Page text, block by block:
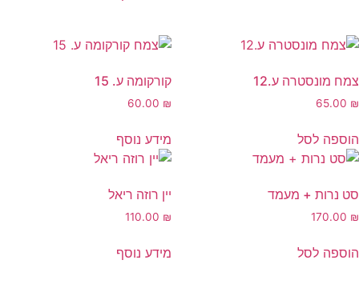
צמח מונסטרה ע.12
65.00 ₪
הוספה לסל
קורקומה ע. 15
60.00 ₪
מידע נוסף
סט נרות + מעמד
170.00 ₪
הוספה לסל
יין רוזה ריאל
110.00 ₪
מידע נוסף